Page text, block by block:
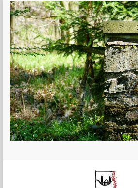
Zum
Inhalt
springen